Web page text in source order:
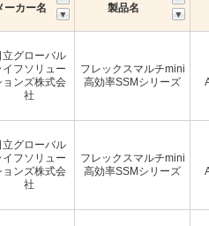
ーカー名 製品名
立グローバル
イフソリュー
ョンズ株式会
社
フレックスマルチmini
高効率SSMシリーズ
立グローバル
イフソリュー
ョンズ株式会
社
フレックスマルチmini
高効率SSMシリーズ